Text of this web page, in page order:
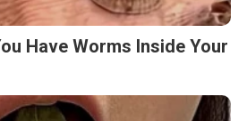
Have Worms Inside Your